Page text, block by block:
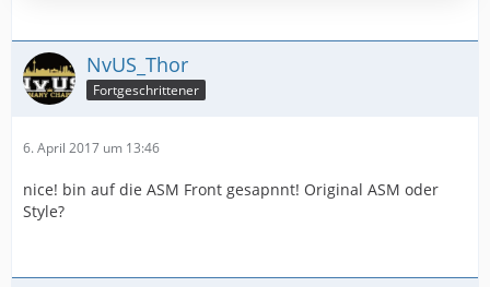
NvUS_Thor
Fortgeschrittener
6. April 2017 um 13:46
nice! bin auf die ASM Front gesapnnt! Original ASM oder
Style?